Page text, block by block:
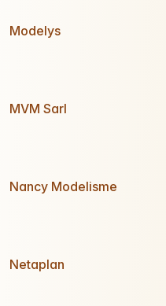
Modelys
MVM Sarl
Nancy Modelisme
Netaplan